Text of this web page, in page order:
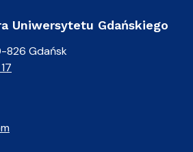
Uniwersytetu Gdańskiego
826 Gdańsk